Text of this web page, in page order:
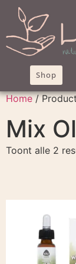
Shop
Home/
Mix
Toont alle 2